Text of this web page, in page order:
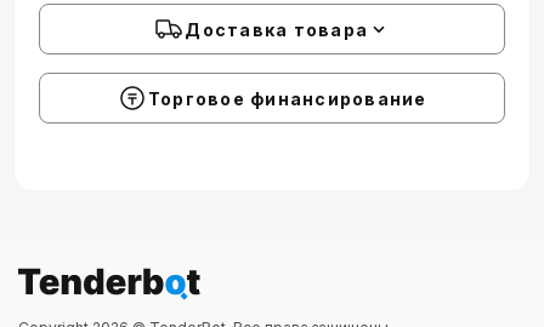
Доставка товара
Торговое финансирование